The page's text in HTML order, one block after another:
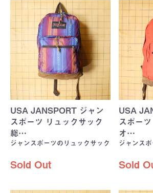
USA JANSPORT ジャン
スポーツ リュックサック
総…
ジャンスポーツのリュックサック
Sold Out
USA
スポー
オ…
ジャンス
Sold